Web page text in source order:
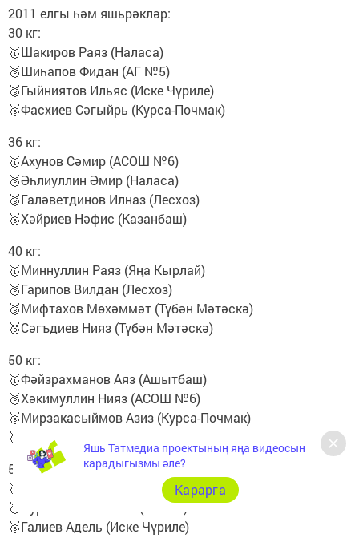
2011 елгы һәм яшьрәкләр:
30 кг:
🥇Шакиров Раяз (Наласа)
🥈Шиһапов Фидан (АГ №5)
🥉Гыйниятов Ильяс (Иске Чүриле)
🥉Фасхиев Сәгыйрь (Курса-Почмак)
36 кг:
🥇Ахунов Сәмир (АСОШ №6)
🥈Әһлиуллин Әмир (Наласа)
🥉Галәветдинов Илназ (Лесхоз)
🥉Хәйриев Нәфис (Казанбаш)
40 кг:
🥇Миннуллин Раяз (Яңа Кырлай)
🥈Гарипов Вилдан (Лесхоз)
🥉Мифтахов Мөхәммәт (Түбән Мәтәскә)
🥉Сәгъдиев Нияз (Түбән Мәтәскә)
50 кг:
🥇Фәйзрахманов Аяз (Ашытбаш)
🥈Хәкимуллин Нияз (АСОШ №6)
🥉Мирзакасыймов Азиз (Курса-Почмак)
🥉Вафин Альмир (Түбән Мәтәскә)
55 кг:
🥇Фатыйхов Илгиз (Шушмабаш)
🥈Нурьязанов Эмиль (АГ №5)
🥉Галиев Адель (Иске Чүриле)
Яшь Татмедиа проектының яңа видеосын
карадыгызмы әле?
Карарга